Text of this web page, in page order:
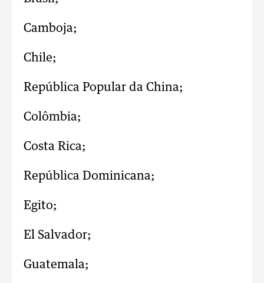
Camboja;
Chile;
República Popular da China;
Colômbia;
Costa Rica;
República Dominicana;
Egito;
El Salvador;
Guatemala;